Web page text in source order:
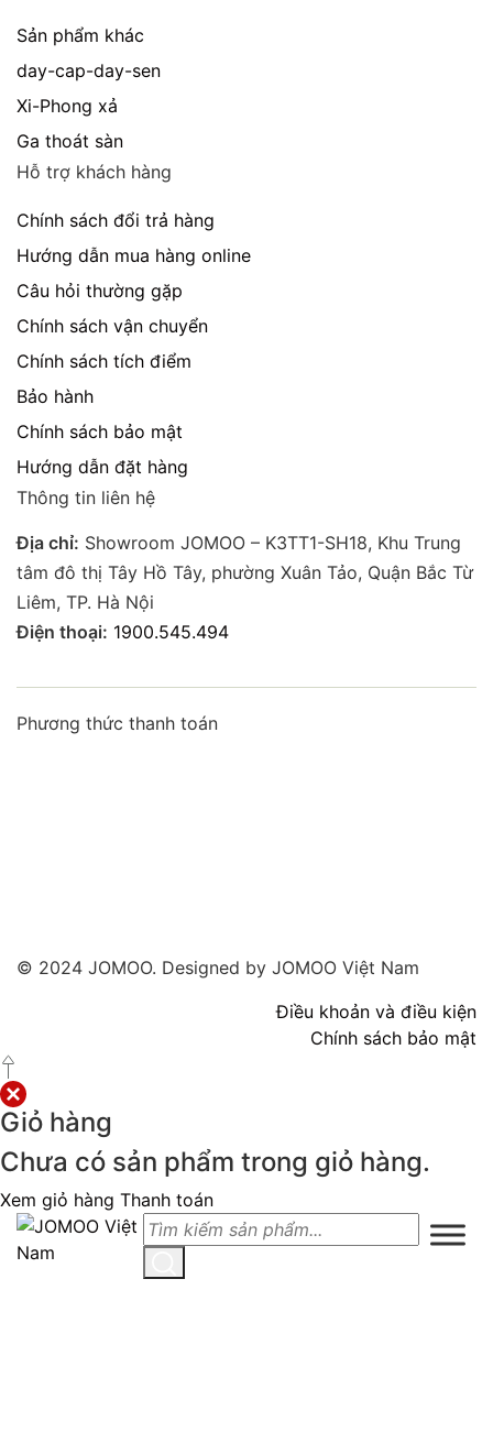
Sản phẩm khác
day-cap-day-sen
Xi-Phong xả
Ga thoát sàn
Hỗ trợ khách hàng
Chính sách đổi trả hàng
Hướng dẫn mua hàng online
Câu hỏi thường gặp
Chính sách vận chuyển
Chính sách tích điểm
Bảo hành
Chính sách bảo mật
Hướng dẫn đặt hàng
Thông tin liên hệ
Địa chỉ: Showroom JOMOO – K3TT1-SH18, Khu Trung
tâm đô thị Tây Hồ Tây, phường Xuân Tảo, Quận Bắc Từ
Liêm, TP. Hà Nội
Điện thoại: 1900.545.494
Phương thức thanh toán
© 2024 JOMOO. Designed by JOMOO Việt Nam
Điều khoản và điều kiện
Chính sách bảo mật
Giỏ hàng
Chưa có sản phẩm trong giỏ hàng.
Xem giỏ hàng Thanh toán